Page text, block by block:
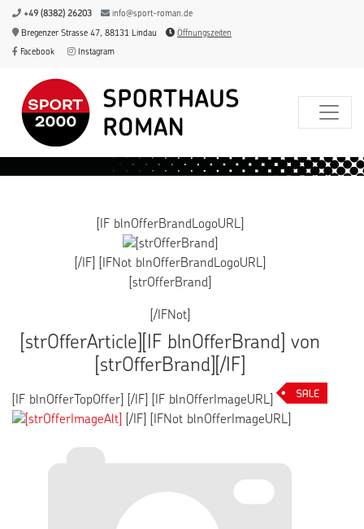
+49 (8382) 26203 info@sport-roman.de
Bregenzer Strasse 47, 88131 Lindau Öffnungszeiten
Facebook Instagram
[IF blnOfferBrandLogoURL]
[/IF] [IFNot blnOfferBrandLogoURL]
[strOfferBrand]
[/IFNot]
[strOfferArticle][IF blnOfferBrand] von
[strOfferBrand][/IF]
[IF blnOfferTopOffer]
[/IF] [IF blnOfferImageURL]
[/IF] [IFNot blnOfferImageURL]